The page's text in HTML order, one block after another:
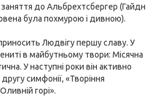
до Альбрехтсбергер (Гайдн
була похмурою і дивною).
приносить Людвігу першу славу. У
в майбутньому твори: Місячна
У наступні роки він активно
симфонії, «Творіння
горі».